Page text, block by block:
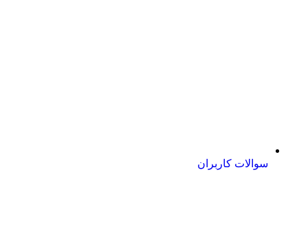
سوالات کاربران